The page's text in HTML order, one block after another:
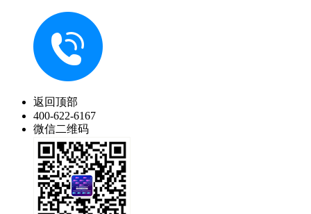
返回顶部
400-622-6167
微信二维码